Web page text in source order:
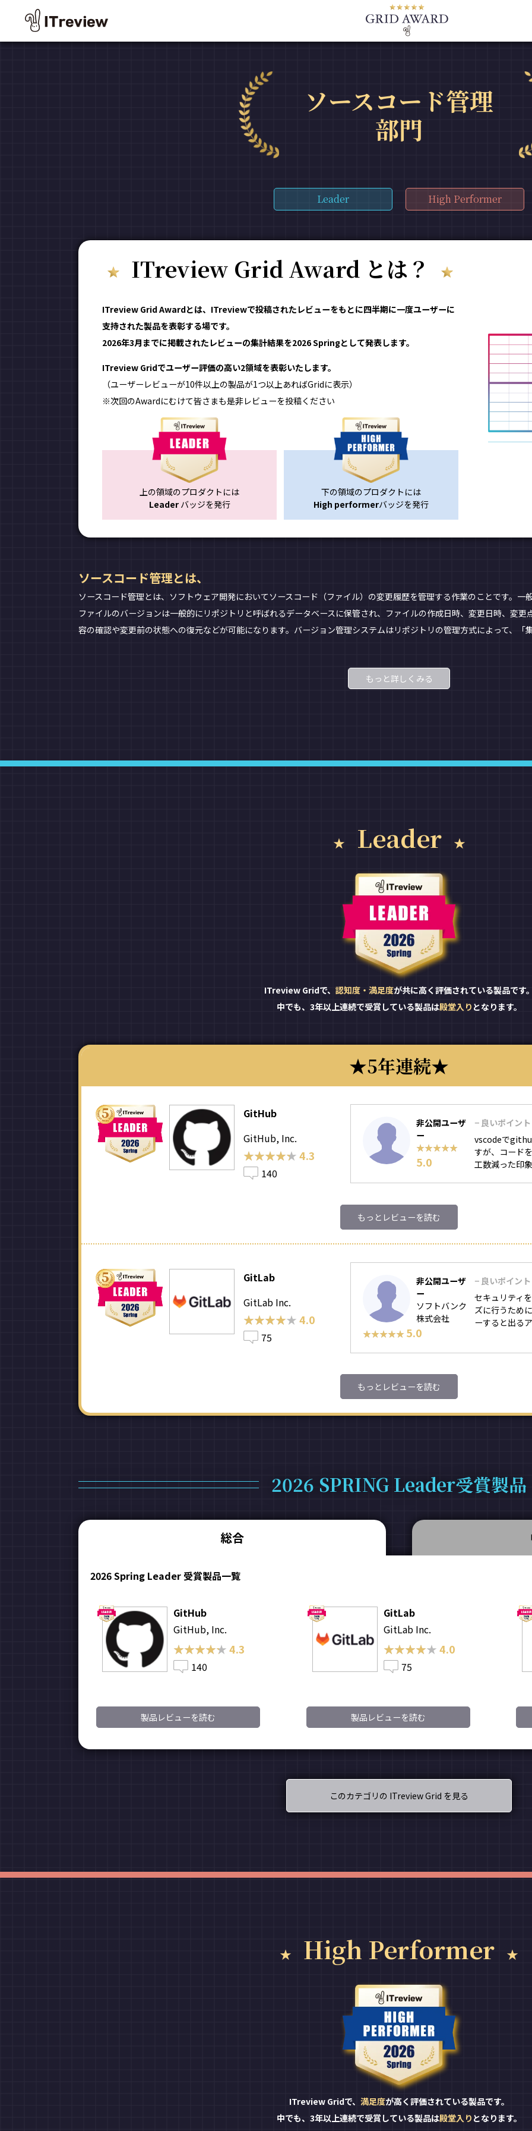
ソースコード管理
部門
Leader High Performer
ITreview Grid Award とは？
ITreview Grid Awardとは、ITreviewで投稿されたレビューをもとに四半期に一度ユーザーに
支持された製品を表彰する場です。
2026年3月までに掲載されたレビューの集計結果を2026 Springとして発表します。
ITreview Gridでユーザー評価の高い2領域を表彰いたします。
（ユーザーレビューが10件以上の製品が1つ以上あればGridに表示）
※次回のAwardにむけて皆さまも是非レビューを投稿ください
上の領域のプロダクトには
Leaderバッジを発行
下の領域のプロダクトには
High performerバッジを発行
ソースコード管理とは、
ソースコード管理とは、ソフトウェア開発においてソースコード（ファイル）の変更履歴を管理する作業のことです。
ファイルのバージョンは一般的にリポジトリと呼ばれるデータベースに保管され、ファイルの作成日時、変更日時、変
容の確認や変更前の状態への復元などが可能になります。バージョン管理システムはリポジトリの管理方式によって、「
もっと詳しくみる
Leader
ITreview Gridで、 認知度・満足度が共に高く評価されている製品です
中でも、3年以上連続で受賞している製品は殿堂入り となります。
5年連続
GitHub
GitHub, Inc.
★★★★★
★★★★★ 4.3
140
非公開ユーザ
ー
★★★★★
★★★★★
5.0
− 良いポイント
vscodeで
すが、コード
工数減った印
もっとレビューを読む
GitLab
GitLab Inc.
★★★★★
★★★★★ 4.0
75
非公開ユーザ
ー
ソフトバンク
株式会社
★★★★★
★★★★★ 5.0
− 良いポイント
セキュリティ
ズに行うため
ーすると出る
もっとレビューを読む
2026 SPRING Leader受賞製品
総合
2026 Spring Leader 受賞製品一覧
GitHub
GitHub, Inc.
★★★★★
★★★★★4.3
140
製品レビューを読む
GitLab
GitLab Inc.
★★★★★
★★★★★4.0
75
製品レビューを読む
このカテゴリの ITreview Grid を見る
High Performer
ITreview Gridで、 満足度が高く評価されている製品です。
中でも、3年以上連続で受賞している製品は殿堂入り となります。